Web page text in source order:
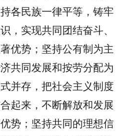
各民族一律平等，铸牢
，实现共同团结奋斗、
优势；坚持公有制为主
共同发展和按劳分配为
并存，把社会主义制度
起来，不断解放和发展
势；坚持共同的理想信